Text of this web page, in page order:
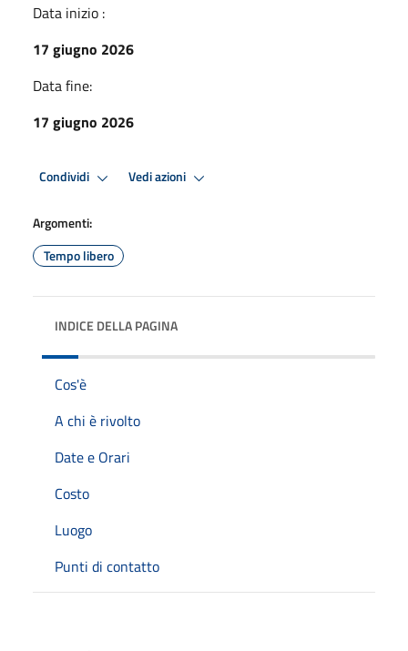
Data inizio :
17 giugno 2026
Data fine:
17 giugno 2026
Condividi Vedi azioni
Argomenti:
Tempo libero
INDICE DELLA PAGINA
Cos'è
A chi è rivolto
Date e Orari
Costo
Luogo
Punti di contatto